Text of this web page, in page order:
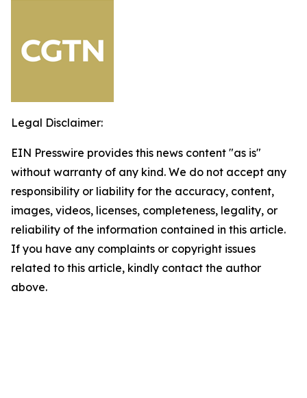
Legal Disclaimer:
EIN Presswire provides this news content "as is"
without warranty of any kind. We do not accept any
responsibility or liability for the accuracy, content,
images, videos, licenses, completeness, legality, or
reliability of the information contained in this article.
If you have any complaints or copyright issues
related to this article, kindly contact the author
above.